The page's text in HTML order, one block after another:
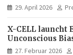
29. April 2026
X-CELL launcht
Unconscious
27. Februar 2026